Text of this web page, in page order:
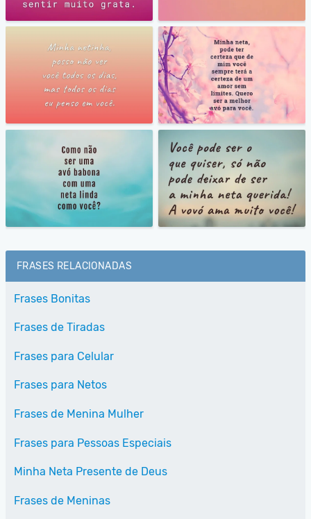
FRASES RELACIONADAS
Frases Bonitas
Frases de Tiradas
Frases para Celular
Frases para Netos
Frases de Menina Mulher
Frases para Pessoas Especiais
Minha Neta Presente de Deus
Frases de Meninas